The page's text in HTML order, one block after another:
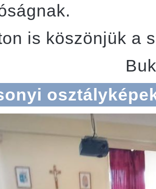
is köszönjük a